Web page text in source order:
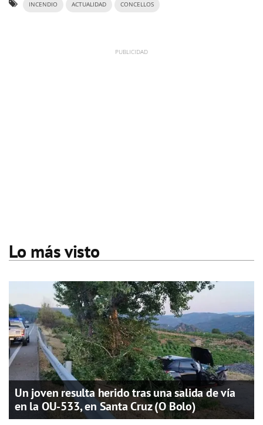
INCENDIO ACTUALIDAD CONCELLOS
Lo más visto
Un joven resulta herido tras una salida de vía
en la OU-533, en Santa Cruz (O Bolo)